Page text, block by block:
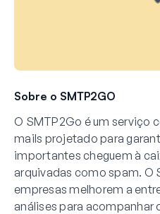
Sobre o SMTP2GO
O SMTP2Go é um serviço
mails projetado para
importantes cheguem à
arquivadas como spam. O
empresas melhorem a
análises para acompanhar